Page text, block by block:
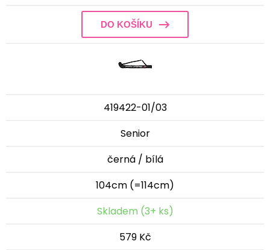
DO KOŠÍKU
419422-01/03
Senior
černá / bílá
104cm (=114cm)
Skladem (3+ ks)
579 Kč